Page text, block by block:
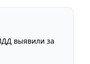
выявили за